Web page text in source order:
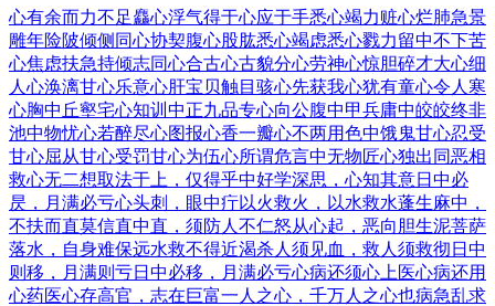
心有余而力不足麤心浮气得于心应于手悉心竭力赃心烂肺急景
雕年险陂倾侧 同心协契腹心股肱悉心竭虑悉心戮力留中不下苦
心焦虑扶急持倾志同心合古心古貌分心劳神心惊胆碎才大心细
人心涣漓甘心乐意心肝宝贝触目骇心先获我心犹有童心令人寒
心胸中丘壑宅心知训 中正九品专心向公腹中甲兵庸中皎皎终非
池中物忧心若醉尽心图报心香一瓣心不两用色中饿鬼甘心忍受
甘心屈从甘心受罚甘心为伍心所谓危言中无物匠心独出 同恶相
救心无二想取法于上，仅得乎中好学深思，心知其意日中必
昃，月满必亏心头刺，眼中疔以火救火，以水救水蓬生麻中，
不扶而直莫信直中直，须防人不仁怒从心起，恶向胆生泥菩萨
落水，自身难保远水救不得近渴杀人须见血，救人须救彻 日中
则移，月满则亏日中必移，月满必亏心病还须心上医心病还用
心药医心存高官，志在巨富一人之心，千万人之心也病急乱求